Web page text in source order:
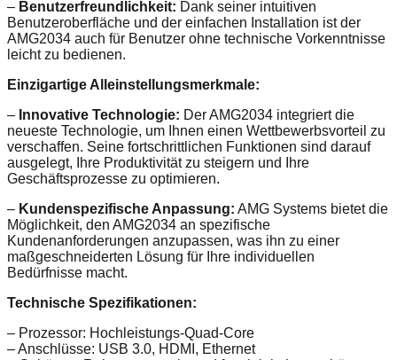
– Benutzerfreundlichkeit: Dank seiner intuitiven
Benutzeroberfläche und der einfachen Installation ist der
AMG2034 auch für Benutzer ohne technische Vorkenntnisse
leicht zu bedienen.
Einzigartige Alleinstellungsmerkmale:
– Innovative Technologie: Der AMG2034 integriert die
neueste Technologie, um Ihnen einen Wettbewerbsvorteil zu
verschaffen. Seine fortschrittlichen Funktionen sind darauf
ausgelegt, Ihre Produktivität zu steigern und Ihre
Geschäftsprozesse zu optimieren.
– Kundenspezifische Anpassung: AMG Systems bietet die
Möglichkeit, den AMG2034 an spezifische
Kundenanforderungen anzupassen, was ihn zu einer
maßgeschneiderten Lösung für Ihre individuellen
Bedürfnisse macht.
Technische Spezifikationen:
– Prozessor: Hochleistungs-Quad-Core
– Anschlüsse: USB 3.0, HDMI, Ethernet